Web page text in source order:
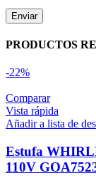
PRODUCTOS
-22%
Comparar
Vista rápida
Añadir a lista de
Estufa
110V